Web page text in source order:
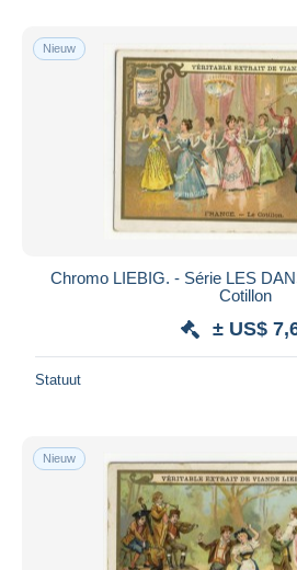
Nieuw
Chromo LIEBIG. - Série LES
Cotillon
± US$
Statuut
Nieuw